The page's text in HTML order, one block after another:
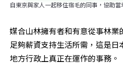
自東京與家人一起移住宿毛的同事，協助
媒合山林擁有者和有意從事林業
足夠薪資支持生活所需，這是
地方行政上真正在運作的事務。